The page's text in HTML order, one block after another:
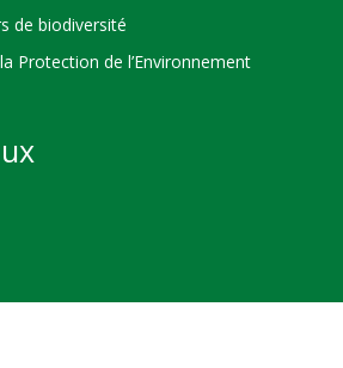
de biodiversité
Protection de l’Environnement